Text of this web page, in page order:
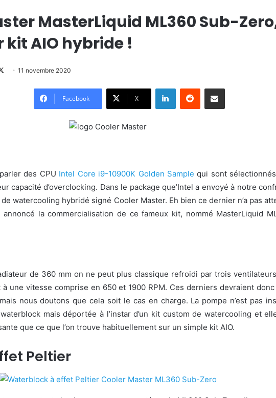
MasterLiquid ML360 Sub-
kit AIO hybride !
Follow11 novembre 2020
Facebook X
LinkedinReddit Pargater via Email
des CPU Intel Core i9-10900K Golden Sample qui sont
capacité d’overclocking. Dans le package que’Intel a envoyé à notre
watercooling hybridé signé Cooler Master. Eh bien ce dernier n’a pas
la commercialisation de ce fameux kit, nommé MasterLiquid
de 360 mm on ne peut plus classique refroidi par trois
à une vitesse comprise en 650 et 1900 RPM. Ces derniers devraient
nous doutons que cela soit le cas en charge. La pompe n’est pas
mais déportée à l’instar d’un kit custom de watercooling et
que ce que l’on trouve habituellement sur un simple kit AIO.
Peltier